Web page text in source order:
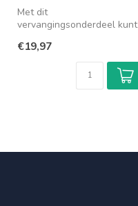
Met dit
vervangingsonderdeel kunt
schroefventiel op uw PA...
€19,97